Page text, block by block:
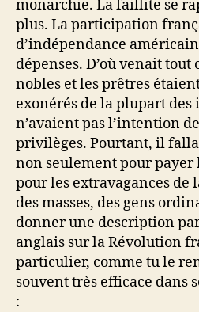
monarchie. La faillite se
plus. La participation
d’indépendance
dépenses. D’où venait tout
nobles et les prêtres
exonérés de la plupart des
n’avaient pas l’intention
privilèges. Pourtant, il
non seulement pour payer
pour les extravagances de
des masses, des gens
donner une description
anglais sur la Révolution
particulier, comme tu le
souvent très efficace dans
: